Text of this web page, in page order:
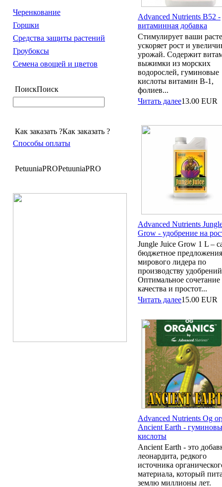
Черенкование
Горшки
Средства защиты растений
Гроубоксы
Семена овощей и цветов
ПоискПоиск
Как заказать ?Как заказать ?
Способы оплаты
PetuuniaPROPetuuniaPRO
Advanced Nutrients B52 -
витаминная добавка
Стимулирует ваши
ускоряет рост и
урожай. Содержит
выжимки из морских
водорослей, гуминовые
кислоты витамин В-1,
фолиев...
Читать далее13.00 EUR
Advanced Nutrients
Grow - удобрение на
Jungle Juice Grow 1 L –
бюджетное
мирового лидера по
производству
Оптимальное
качества и простот...
Читать далее15.00 EUR
Advanced Nutrients Og
Ancient Earth -
кислоты
Ancient Earth - это
леонардита, редкого
источника
материала, который
землю миллионы лет.